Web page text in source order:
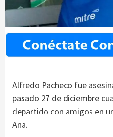
Alfredo Pacheco fue
pasado 27 de diciembre
departido con amigos en
Ana.